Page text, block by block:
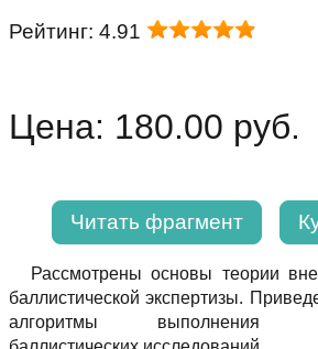
Рейтинг: 4.91
Цена: 180.00 руб.
Читать фрагмент
Рассмотрены основы теории
баллистической экспертизы.
алгоритмы выполнения